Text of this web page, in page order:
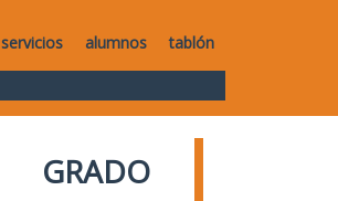
servicios alumnos tablón
GRADO